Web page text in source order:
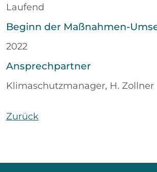
Laufend
Beginn der Maßnahmen-
2022
Ansprechpartner
Klimaschutzmanager, H. Zollner
Zurück